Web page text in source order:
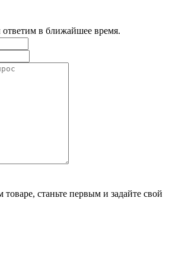
в ближайшее время.
станьте первым и задайте свой